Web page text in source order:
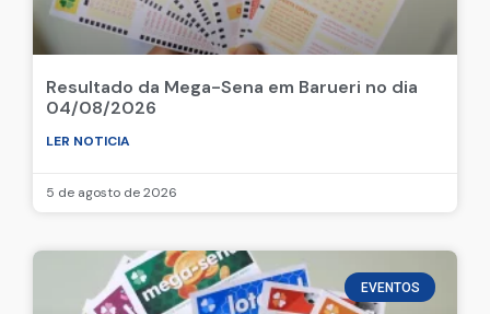
Resultado da Mega-Sena em Barueri no dia
04/08/2026